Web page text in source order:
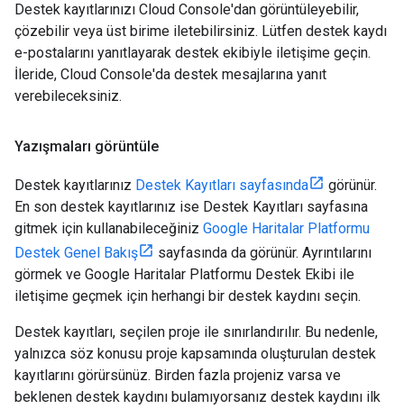
Destek kayıtlarınızı Cloud Console'dan görüntüleyebilir,
çözebilir veya üst birime iletebilirsiniz. Lütfen destek kaydı
e-postalarını yanıtlayarak destek ekibiyle iletişime geçin.
İleride, Cloud Console'da destek mesajlarına yanıt
verebileceksiniz.
Yazışmaları görüntüle
Destek kayıtlarınız Destek Kayıtları sayfasında
görünür.
En son destek kayıtlarınız ise Destek Kayıtları sayfasına
gitmek için kullanabileceğiniz Google Haritalar Platformu
Destek Genel Bakış
sayfasında da görünür. Ayrıntılarını
görmek ve Google Haritalar Platformu Destek Ekibi ile
iletişime geçmek için herhangi bir destek kaydını seçin.
Destek kayıtları, seçilen proje ile sınırlandırılır. Bu nedenle,
yalnızca söz konusu proje kapsamında oluşturulan destek
kayıtlarını görürsünüz. Birden fazla projeniz varsa ve
beklenen destek kaydını bulamıyorsanız destek kaydını ilk